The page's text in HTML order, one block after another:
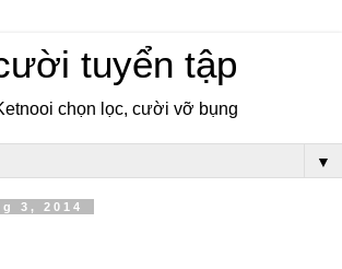
tuyển tập
chọn lọc, cười vỡ bụng
▼
3, 2014